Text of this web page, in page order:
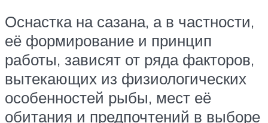
Оснастка на сазана, а в частности,
её формирование и принцип
работы, зависят от ряда факторов,
вытекающих из физиологических
особенностей рыбы, мест её
обитания и предпочтений в выборе